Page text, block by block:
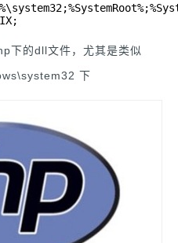
下的dll文件，尤其是类似
下